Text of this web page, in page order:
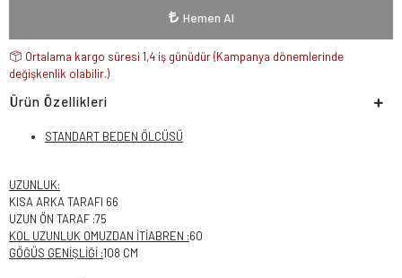
Hemen Al
Ortalama kargo süresi 1,4 iş günüdür (Kampanya dönemlerinde
değişkenlik olabilir.)
Ürün Özellikleri
STANDART BEDEN ÖLCÜSÜ
UZUNLUK:
KISA ARKA TARAFI 66
UZUN ÖN TARAF :75
KOL UZUNLUK OMUZDAN İTİABREN :60
GÖĞÜS GENİŞLİĞİ :108 CM